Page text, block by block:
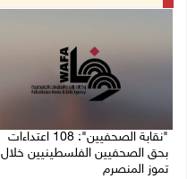
"نقابة الصحفيين": 108 اعتداءات
بحق الصحفيين الفلسطينيين خلال
تموز المنصرم